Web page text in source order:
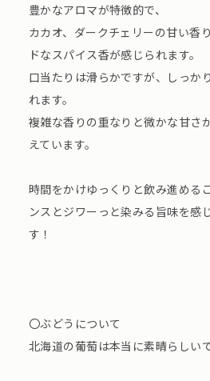
豊かなアロマが特徴的で、
カカオ、ダークチェリーの甘い香
ドなスパイス香が感じられます。
口当たりは滑らかですが、しっか
れます。
複雑な香りの重なりと微かな甘さ
えています。
時間をかけゆっくりと飲み進める
ンスとジワーっと染みる旨味を感
す！
〇ぶどうについて
北海道の葡萄は本当に素晴らしい